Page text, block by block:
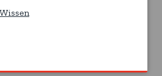
Wissen